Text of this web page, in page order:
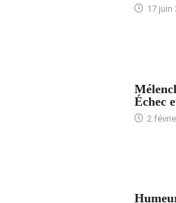
17 juin
Échec
2